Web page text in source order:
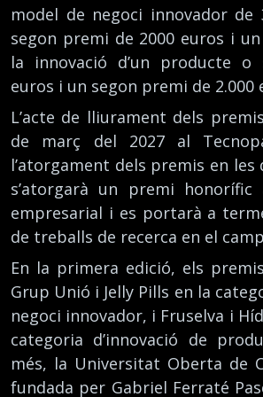
model de negoci innovador de
segon premi de 2000 euros i
la innovació d’un producte o
euros i un segon premi de 2.000
L’acte de lliurament dels
de març del 2027 al
l’atorgament dels premis en les
s’atorgarà un premi
empresarial i es portarà a
de treballs de recerca en el
En la primera edició, els
Grup Unió i Jelly Pills en la
negoci innovador, i Fruselva i
categoria d’innovació de
més, la Universitat Oberta de
fundada per Gabriel Ferraté